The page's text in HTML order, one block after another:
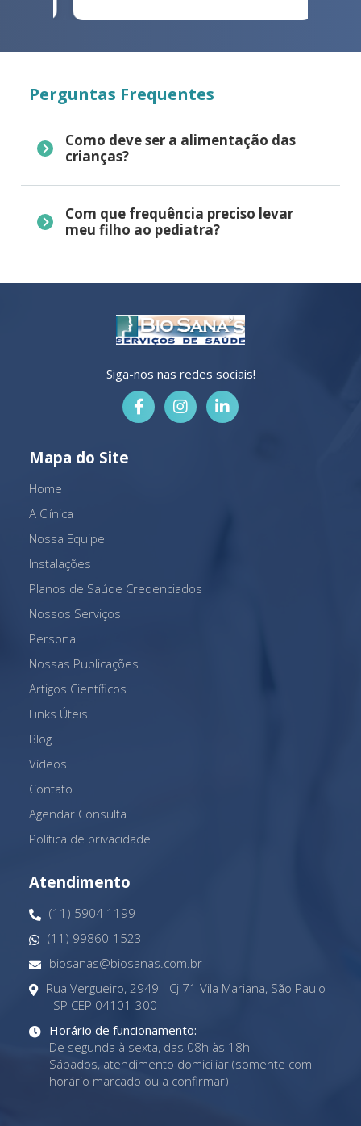
Perguntas Frequentes
Como deve ser a alimentação das
crianças?
Com que frequência preciso levar
meu filho ao pediatra?
Siga-nos nas redes sociais!
Mapa do Site
Home
A Clínica
Nossa Equipe
Instalações
Planos de Saúde Credenciados
Nossos Serviços
Persona
Nossas Publicações
Artigos Científicos
Links Úteis
Blog
Vídeos
Contato
Agendar Consulta
Política de privacidade
Atendimento
(11) 5904 1199
(11) 99860-1523
biosanas@biosanas.com.br
Rua Vergueiro, 2949 - Cj 71 Vila Mariana, São Paulo
- SP CEP 04101-300
Horário de funcionamento:
De segunda à sexta, das 08h às 18h
Sábados, atendimento domiciliar (somente com
horário marcado ou a confirmar)